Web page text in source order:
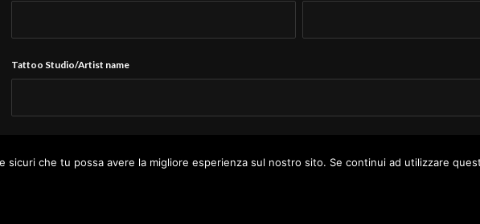
Tattoo Studio/Artist name
sicuri che tu possa avere la migliore esperienza sul nostro sito. Se continui ad utilizzare